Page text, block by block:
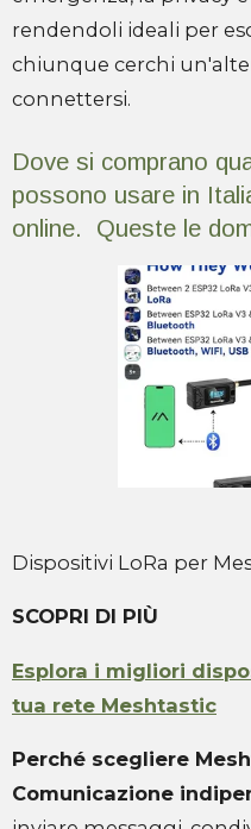
rendendoli ideali per
chiunque cerchi
connettersi.
Dove si comprano
possono usare in
online. Queste le
Dispositivi LoRa per
SCOPRI DI PIÙ
Esplora i migliori
tua rete Meshtastic
Perché scegliere
Comunicazione